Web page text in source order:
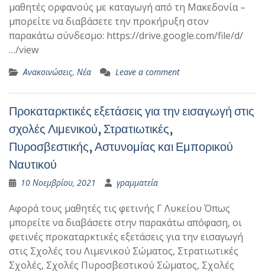
μαθητές ορφανούς με καταγωγή από τη Μακεδονία –
μπορείτε να διαβάσετε την προκήρυξη στον
παρακάτω σύνδεσμο: https://drive.google.com/file/d/
…/view
Ανακοινώσεις, Νέα Leave a comment
Προκαταρκτικές εξετάσεις για την εισαγωγή στις
σχολές Λιμενικού, Στρατιωτικές,
Πυροσβεστικής, Αστυνομίας και Εμπορικού
Ναυτικού
10 Νοεμβρίου, 2021 γραμματεία
Αφορά τους μαθητές τις φετινής Γ Λυκείου Όπως
μπορείτε να διαβάσετε στην παρακάτω απόφαση, οι
φετινές προκαταρκτικές εξετάσεις για την εισαγωγή
στις Σχολές του Λιμενικού Σώματος, Στρατιωτικές
Σχολές, Σχολές Πυροσβεστικού Σώματος, Σχολές